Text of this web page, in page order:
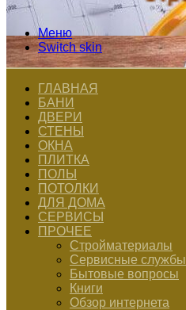
Меню
Switch skin
ГЛАВНАЯ
БАНИ
ДВЕРИ
СТЕНЫ
ОКНА
ПЛИТКА
ПОЛЫ
ПОТОЛКИ
ДЛЯ ДОМА
СЕРВИСЫ
ПРОЧЕЕ
Стройматериалы
Сервисные службы
Бытовые вопросы
Книги
Обзор интернета